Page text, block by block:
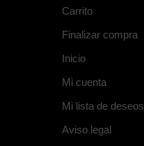
Carrito
Finalizar compra
Inicio
Mi cuenta
Mi lista de deseos
Aviso legal